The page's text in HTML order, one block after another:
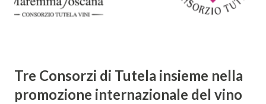
canti, composto da oltre 40.000 versi. Narra la storia
Tre Consorzi di Tutela insieme nella
promozione internazionale del vino